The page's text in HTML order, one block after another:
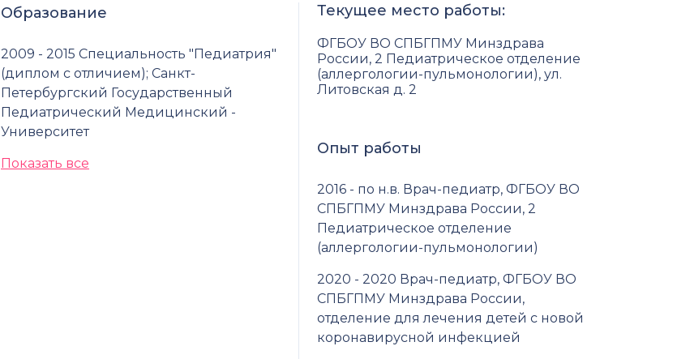
Образование
2009 - 2015 Специальность "Педиатрия"
(диплом с отличием); Санкт-
Петербургский Государственный
Педиатрический Медицинский -
Университет
Показать все
Текущее место работы:
ФГБОУ ВО СПБГПМУ Минздрава
России, 2 Педиатрическое отделение
(аллергологии-пульмонологии), ул.
Литовская д. 2
Опыт работы
2016 - по н.в. Врач-педиатр, ФГБОУ ВО
СПБГПМУ Минздрава России, 2
Педиатрическое отделение
(аллергологии-пульмонологии)
2020 - 2020 Врач-педиатр, ФГБОУ ВО
СПБГПМУ Минздрава России,
отделение для лечения детей с новой
коронавирусной инфекцией